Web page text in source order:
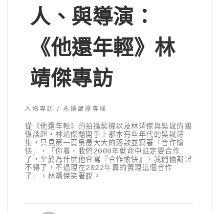
人、與導演：
《他還年輕》林
靖傑專訪
人物專訪 永續講座專欄
從《他還年輕》的拍攝契機以及林靖傑與吳晟的關
係談起，林靖傑翻開手上那本有些年代的吳晟詩
集，只見第一頁吳晟大大的落款並寫著「合作愉
快」，「你看，我們2000年就命中註定要合作
了，至於為什麼他會寫『合作愉快』，我們倆都記
不得了，不過現在2022年真的實現這個合作
了」，林靖傑笑著說。